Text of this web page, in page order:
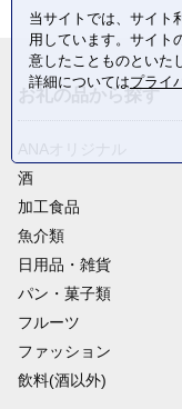
お礼の品から探す
酒
加工食品
魚介類
日用品・雑貨
パン・菓子類
フルーツ
ファッション
飲料(酒以外)
当サイトでは、サイト
用しています。サイト
意したことものといた
詳細についてはプライ